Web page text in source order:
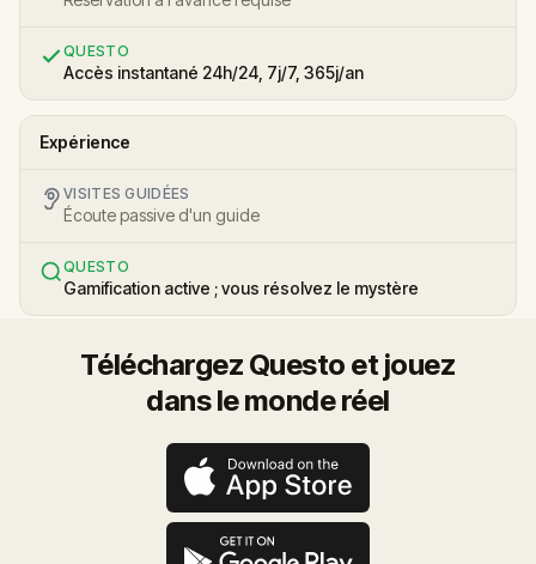
QUESTO
Accès instantané 24h/24, 7j/7, 365j/an
Expérience
VISITES GUIDÉES
Écoute passive d'un guide
QUESTO
Gamification active ; vous résolvez le mystère
Téléchargez Questo et jouez
dans le monde réel